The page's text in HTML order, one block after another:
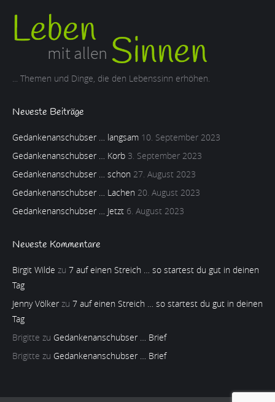
... Themen und Dinge, die den Lebenssinn erhöhen.
Neueste Beiträge
Gedankenanschubser … langsam 10. September 2023
Gedankenanschubser … Korb 3. September 2023
Gedankenanschubser … schon 27. August 2023
Gedankenanschubser … Lachen 20. August 2023
Gedankenanschubser … Jetzt 6. August 2023
Neueste Kommentare
Birgit Wilde zu 7 auf einen Streich … so startest du gut in deinen
Tag
Jenny Völkerzu 7 auf einen Streich … so startest du gut in deinen
Tag
Brigitte zu Gedankenanschubser … Brief
Brigitte zu Gedankenanschubser … Brief